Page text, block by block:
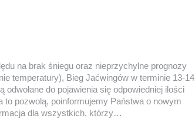
na brak śniegu oraz nieprzychylne prognozy
temperatury), Bieg Jaćwingów w terminie 13-14
odwołane do pojawienia się odpowiedniej ilości
pozwolą, poinformujemy Państwa o nowym
dla wszystkich, którzy…